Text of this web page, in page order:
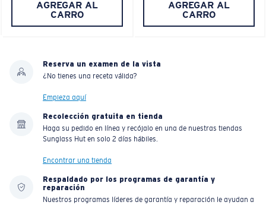
AGREGAR AL
CARRO
AGREGAR AL
CARRO
Reserva un examen de la vista
¿No tienes una receta válida?
Empieza aquí
Recolección gratuita en tienda
Haga su pedido en línea y recójalo en una de nuestras tiendas
Sunglass Hut en solo 2 días hábiles.
Encontrar una tienda
Respaldado por los programas de garantía y
reparación
Nuestros programas líderes de garantía y reparación le ayudan a